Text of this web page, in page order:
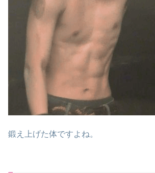
鍛え上げた体ですよね。